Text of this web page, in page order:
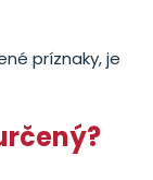
príznaky, je